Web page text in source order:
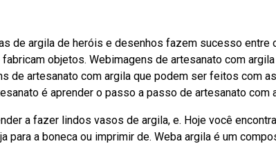
de argila de heróis e desenhos fazem sucesso
objetos. Webimagens de artesanato com
de artesanato com argila que podem ser feitos com
é aprender o passo a passo de artesanato com
a fazer lindos vasos de argila, e. Hoje você
para a boneca ou imprimir de. Weba argila é um